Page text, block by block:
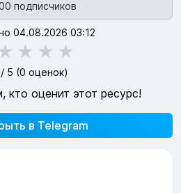
подписчиков
04.08.2026 03:12
★ ★ ★
/ 5 (0 оценок)
кто оценит этот ресурс!
в Telegram